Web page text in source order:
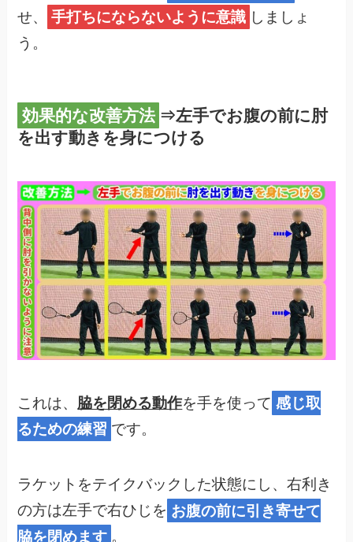
せ、
手打ちにならないように意識 しましょ
う。
効果的な改善方法 ⇒左手でお腹の前に肘
を出す動きを身につける
これは、 脇を閉める動作を手を使って 感じ取
るための練習 です。
ラケットをテイクバックした状態にし、右利き
の方は左手で右ひじを お腹の前に引き寄せて
脇を閉めます 。